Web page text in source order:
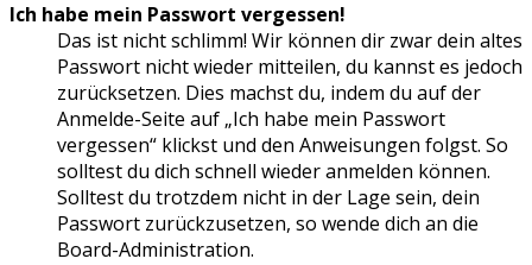
Ich habe mein Passwort vergessen!
Das ist nicht schlimm! Wir können dir zwar dein altes
Passwort nicht wieder mitteilen, du kannst es jedoch
zurücksetzen. Dies machst du, indem du auf der
Anmelde-Seite auf „Ich habe mein Passwort
vergessen“ klickst und den Anweisungen folgst. So
solltest du dich schnell wieder anmelden können.
Solltest du trotzdem nicht in der Lage sein, dein
Passwort zurückzusetzen, so wende dich an die
Board-Administration.